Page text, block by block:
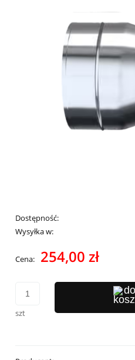
Dostępność:
Wysyłka w:
Cena: 254,00 zł
szt